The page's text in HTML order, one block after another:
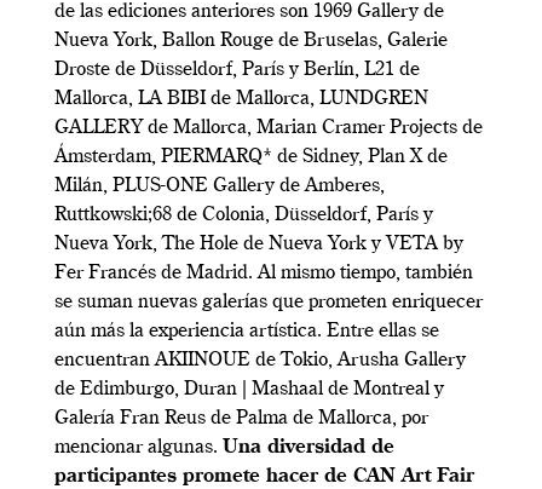
de las ediciones anteriores son 1969 Gallery de
Nueva York, Ballon Rouge de Bruselas, Galerie
Droste de Düsseldorf, París y Berlín, L21 de
Mallorca, LA BIBI de Mallorca, LUNDGREN
GALLERY de Mallorca, Marian Cramer Projects de
Ámsterdam, PIERMARQ* de Sidney, Plan X de
Milán, PLUS-ONE Gallery de Amberes,
Ruttkowski;68 de Colonia, Düsseldorf, París y
Nueva York, The Hole de Nueva York y VETA by
Fer Francés de Madrid. Al mismo tiempo, también
se suman nuevas galerías que prometen enriquecer
aún más la experiencia artística. Entre ellas se
encuentran AKIINOUE de Tokio, Arusha Gallery
de Edimburgo, Duran | Mashaal de Montreal y
Galería Fran Reus de Palma de Mallorca, por
mencionar algunas. Una diversidad de
participantes promete hacer de CAN Art Fair